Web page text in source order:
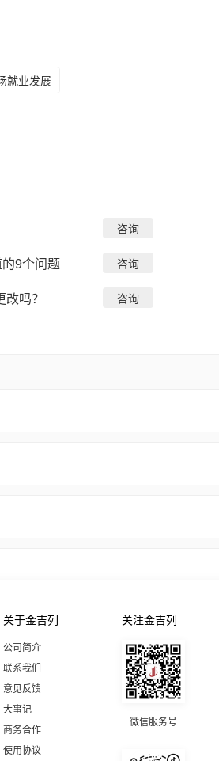
就业发展
咨询
9个问题 咨询
吗？ 咨询
关于金吉列
公司简介
联系我们
意见反馈
大事记
商务合作
使用协议
关注金吉列
微信服务号